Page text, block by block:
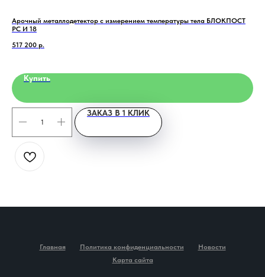
Арочный металлодетектор с измерением температуры тела БЛОКПОСТ
PC И 18
517 200 р.
Купить
ЗАКАЗ В 1 КЛИК
Главная Политика конфиденциальности
Новости
Карта сайта